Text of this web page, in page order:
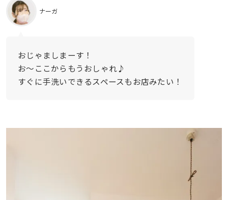
ナーガ
おじゃましまーす！
お〜ここからもうおしゃれ♪
すぐに手洗いできるスペースもお店みたい！